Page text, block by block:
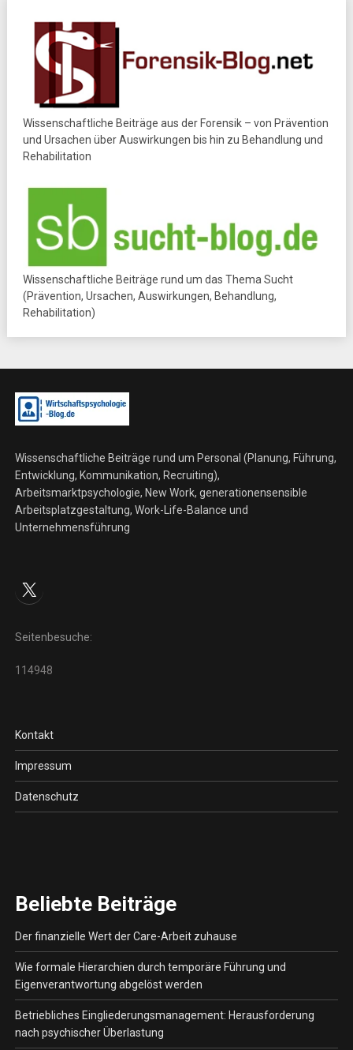
Wissenschaftliche Beiträge aus der Forensik – von Prävention
und Ursachen über Auswirkungen bis hin zu Behandlung und
Rehabilitation
Wissenschaftliche Beiträge rund um das Thema Sucht
(Prävention, Ursachen, Auswirkungen, Behandlung,
Rehabilitation)
Wissenschaftliche Beiträge rund um Personal (Planung, Führung,
Entwicklung, Kommunikation, Recruiting),
Arbeitsmarktpsychologie, New Work, generationensensible
Arbeitsplatzgestaltung, Work-Life-Balance und
Unternehmensführung
X
Seitenbesuche:
114948
Kontakt
Impressum
Datenschutz
Beliebte Beiträge
Der finanzielle Wert der Care-Arbeit zuhause
Wie formale Hierarchien durch temporäre Führung und
Eigenverantwortung abgelöst werden
Betriebliches Eingliederungsmanagement: Herausforderung
nach psychischer Überlastung